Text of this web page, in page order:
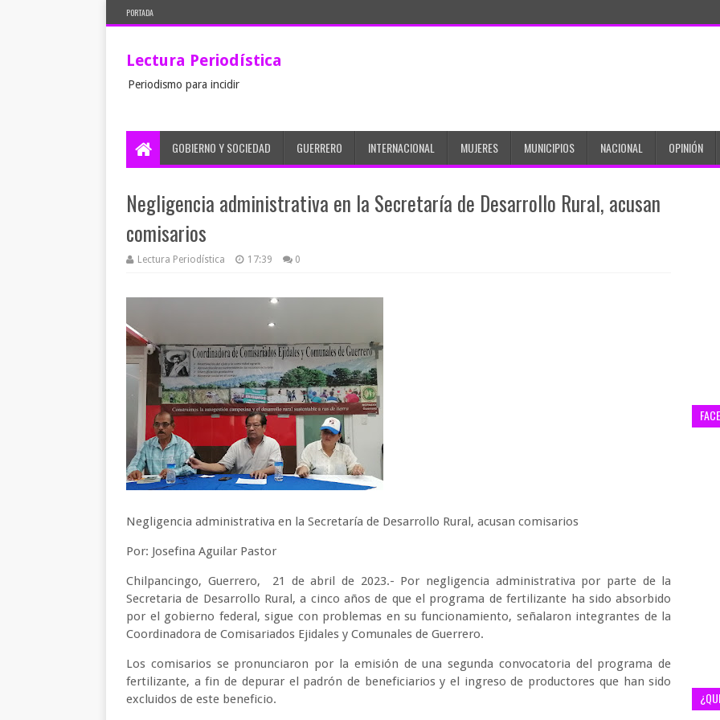
PORTADA
Lectura Periodística
Periodismo para incidir
GOBIERNO Y SOCIEDAD GUERRERO INTERNACIONAL MUJERES MUNICIPIOS NACIONAL OPINIÓN
Negligencia administrativa en la Secretaría de Desarrollo Rural, acusan
comisarios
Lectura Periodística 17:39 0
Negligencia administrativa en la Secretaría de Desarrollo Rural, acusan comisarios
Por: Josefina Aguilar Pastor
Chilpancingo, Guerrero, 21 de abril de 2023.- Por negligencia administrativa por parte de la
Secretaria de Desarrollo Rural, a cinco años de que el programa de fertilizante ha sido absorbido
por el gobierno federal, sigue con problemas en su funcionamiento, señalaron integrantes de la
Coordinadora de Comisariados Ejidales y Comunales de Guerrero.
Los comisarios se pronunciaron por la emisión de una segunda convocatoria del programa de
fertilizante, a fin de depurar el padrón de beneficiarios y el ingreso de productores que han sido
excluidos de este beneficio.